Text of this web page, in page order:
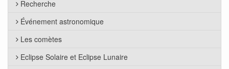
Recherche
Événement astronomique
Les comètes
Eclipse Solaire et Eclipse Lunaire